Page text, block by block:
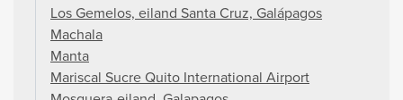
Los Gemelos, eiland Santa Cruz, Galápagos
Machala
Manta
Mariscal Sucre Quito International Airport